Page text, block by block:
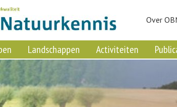
Over
Landschappen Activiteiten